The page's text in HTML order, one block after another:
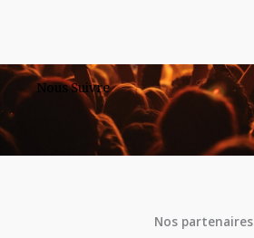
Nous Suivre
Nos partenaires